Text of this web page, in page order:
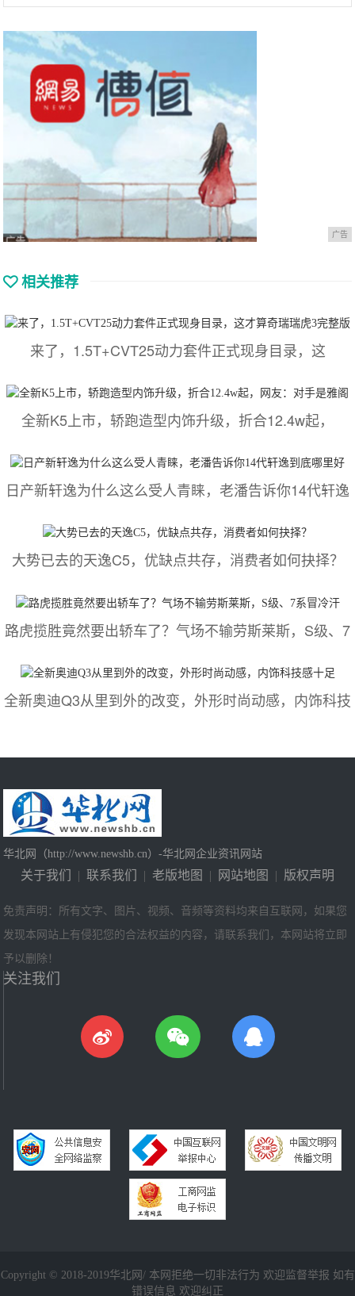
广告
相关推荐
来了，1.5T+CVT25动力套件正式现身目录，这
全新K5上市，轿跑造型内饰升级，折合12.4w起，
日产新轩逸为什么这么受人青睐，老潘告诉你14代轩逸
大势已去的天逸C5，优缺点共存，消费者如何抉择？
路虎揽胜竟然要出轿车了？气场不输劳斯莱斯，S级、7
全新奥迪Q3从里到外的改变，外形时尚动感，内饰科技
华北网（http://www.newshb.cn）-华北网企业资讯网站
关于我们 | 联系我们 | 老版地图 | 网站地图 | 版权声明
免责声明：所有文字、图片、视频、音频等资料均来自互联网，如果您
发现本网站上有侵犯您的合法权益的内容，请联系我们，本网站将立即
予以删除！
关注我们
Copyright © 2018-2019华北网/ 本网拒绝一切非法行为 欢迎监督举报 如有
错误信息 欢迎纠正